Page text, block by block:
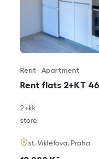
Rent flats 2+KT
Offer type
Rent
Property type
Apartment
rozměry
2+kk
funkce
store
adresa
st. Viklefova, Praha